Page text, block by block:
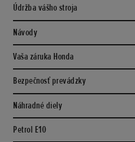
Údržba vášho stroja
Návody
Vaša záruka Honda
Bezpečnosť prevádzky
Náhradné diely
Petrol E10